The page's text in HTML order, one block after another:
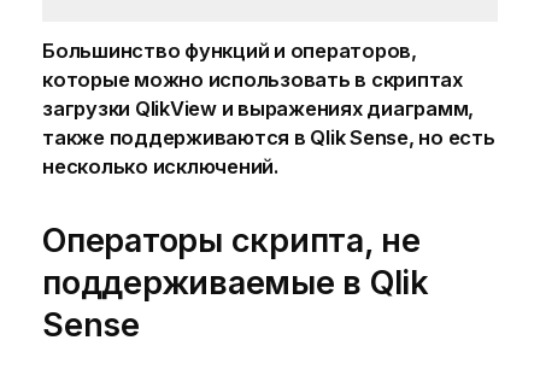
Большинство функций и операторов,
которые можно использовать в скриптах
загрузки QlikViewи выражениях диаграмм,
также поддерживаются в Qlik Sense, но есть
несколько исключений.
Операторы скрипта, не
поддерживаемые в Qlik
Sense